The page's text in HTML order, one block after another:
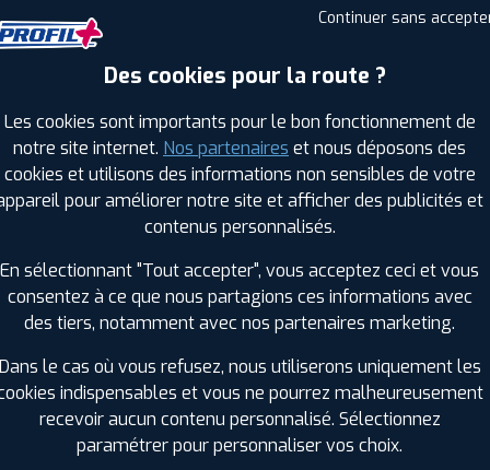
PROFIL PLUS DANS LES VILLES À
Gaillac (81)
Graulhet (81)
Mazamet (81)
Revel (31)
PROFIL PLUS DANS LES
HÉRAULT (34)
+ D'INFOS
ET-GARONNE (82)
+ D'INFOS
HAUTE-GARONNE
Continuer sans
Des cookies pour la route ?
Les cookies sont importants pour le bon fonctionnement de
notre site internet. Nos partenaires et nous déposons des
cookies et utilisons des informations non sensibles de votre
pour améliorer notre site et afficher des publicités et
contenus personnalisés.
En sélectionnant "Tout accepter", vous acceptez ceci et vous
consentez à ce que nous partagions ces informations avec
des tiers, notamment avec nos partenaires marketing.
le cas où vous refusez, nous utiliserons uniquement les
indispensables et vous ne pourrez malheureusement
recevoir aucun contenu personnalisé. Sélectionnez
paramétrer pour personnaliser vos choix.